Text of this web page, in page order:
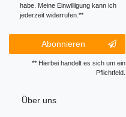
habe. Meine Einwilligung kann ich
jederzeit widerrufen.**
Abonnieren
** Hierbei handelt es sich um ein
Pflichtfeld.
Über uns